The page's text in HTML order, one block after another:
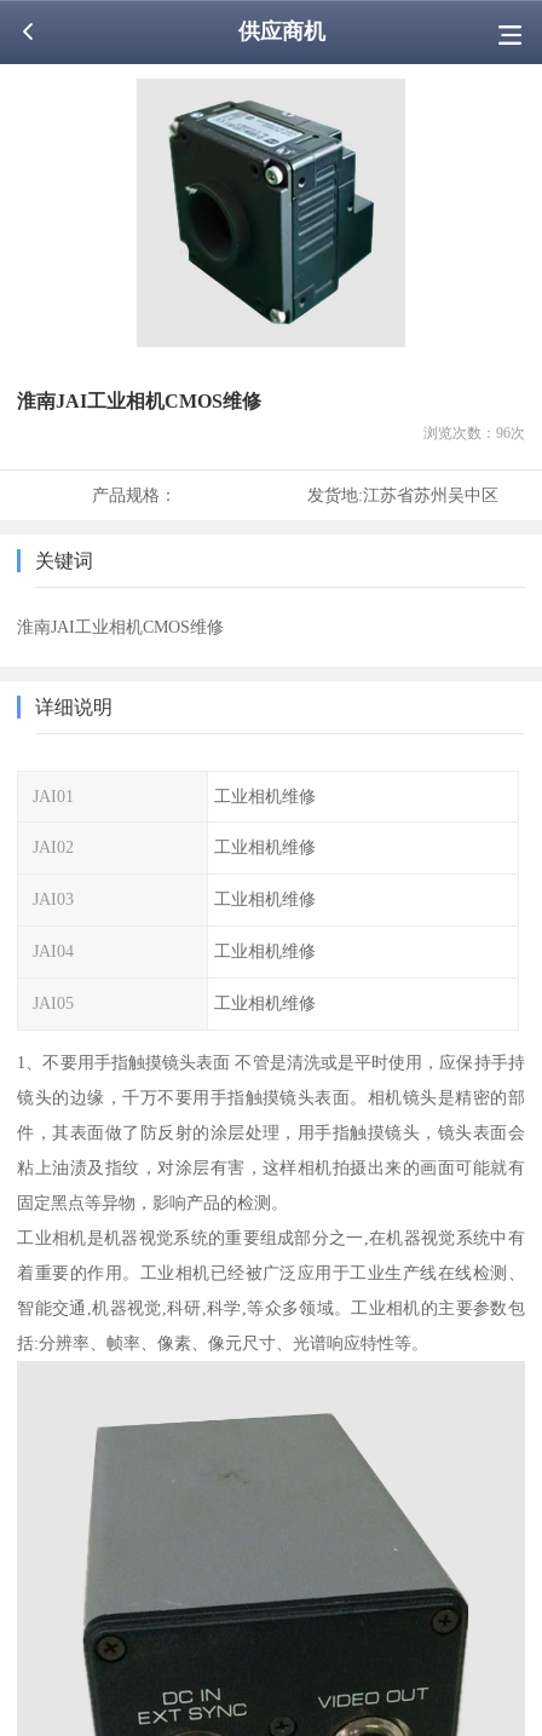
供应商机
淮南JAI工业相机CMOS维修
浏览次数： 96次
产品规格： 发货地:江苏省苏州吴中区
关键词
淮南JAI工业相机CMOS维修
详细说明
JAI01 工业相机维修
JAI02 工业相机维修
JAI03 工业相机维修
JAI04 工业相机维修
JAI05 工业相机维修
1、不要用手指触摸镜头表面 不管是清洗或是平时使用，应保持手持
镜头的边缘，千万不要用手指触摸镜头表面。相机镜头是精密的部
件，其表面做了防反射的涂层处理，用手指触摸镜头，镜头表面会
粘上油渍及指纹，对涂层有害，这样相机拍摄出来的画面可能就有
固定黑点等异物，影响产品的检测。
工业相机是机器视觉系统的重要组成部分之一,在机器视觉系统中有
着重要的作用。工业相机已经被广泛应用于工业生产线在线检测、
智能交通,机器视觉,科研,科学,等众多领域。工业相机的主要参数包
括:分辨率、帧率、像素、像元尺寸、光谱响应特性等。